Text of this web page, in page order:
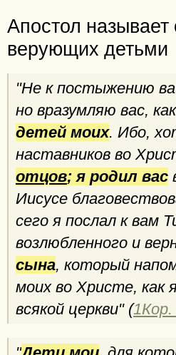
Апостол
верующих детьми
"Не к постыжению
но вразумляю вас,
детей моих. Ибо,
наставников во
отцов; я родил вас
Иисусе
сего я послал к вам
возлюбленного и
сына, который
моих во Христе, как
всякой церкви" (1Кор.